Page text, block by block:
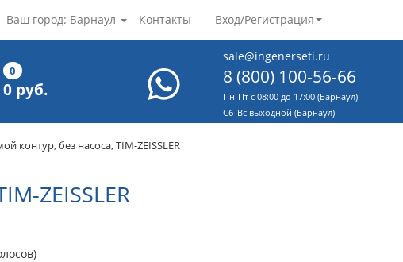
Контакты Вход/Регистрация
Ваш город: Барнаул
0
0 руб.
sale@ingenerseti.ru
8 (800) 100-56-66
Пн-Пт с 08:00 до 17:00 (Барнаул)
Cб-Вс выходной (Барнаул)
контур, без насоса, TIM-ZEISSLER
ZEISSLER